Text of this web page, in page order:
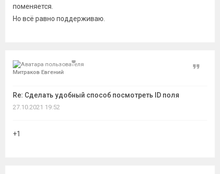
поменяется.
Но всё равно поддерживаю.
Митраков Евгений
Re: Сделать удобный способ посмотреть ID поля
Цитата
27.10.2021 19:52
+1